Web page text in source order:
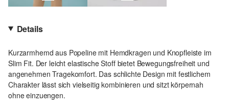
Details
Kurzarmhemd aus Popeline mit Hemdkragen und Knopfleiste im
Slim Fit. Der leicht elastische Stoff bietet Bewegungsfreiheit und
angenehmen Tragekomfort. Das schlichte Design mit festlichem
Charakter lässt sich vielseitig kombinieren und sitzt körpernah
ohne einzuengen.